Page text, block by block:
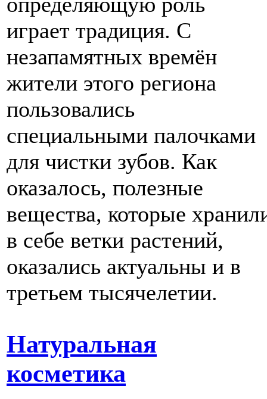
играет традиция. С
незапамятных времён
жители этого региона
пользовались
специальными палочками
для чистки зубов. Как
оказалось, полезные
вещества, которые
в себе ветки растений,
оказались актуальны и в
третьем тысячелетии.
Натуральная
косметика